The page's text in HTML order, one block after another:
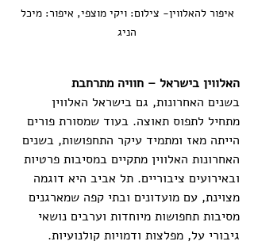
איפור להאלווין- צילום: ויקי מוצפי, איפור: מיכל
הניג
האלווין בישראל – חוויה מתרחבת
בשנים האחרונות, גם בישראל האלווין
מתחיל לתפוס תאוצה. בעוד שמסורת פורים
הייתה מאז ומתמיד עיקר התחפושות, בשנים
האחרונות האלווין מתקיים במסיבות פרטיות
ובאירועים ציבוריים. תל אביב היא דוגמה
מצוינת, עם מועדונים ובתי קפה שמארגנים
מסיבות תחפושות מיוחדות וערבים נושאי
גיבורי על, מפלצות ודמויות קולנועיות.